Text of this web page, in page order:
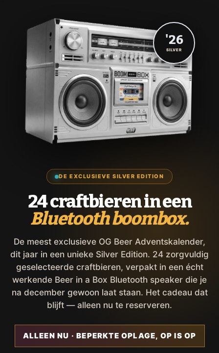
DE EXCLUSIEVE SILVER EDITION
24 craftbieren in een
Bluetooth boombox.
De meest exclusieve OG Beer Adventskalender,
dit jaar in een unieke Silver Edition. 24 zorgvuldig
geselecteerde craftbieren, verpakt in een écht
werkende Beer in a Box Bluetooth speaker die je
na december gewoon laat staan. Het cadeau dat
blijft — alleen nu te reserveren.
ALLEEN NU · BEPERKTE OPLAGE, OP IS OP
'26
SILVER